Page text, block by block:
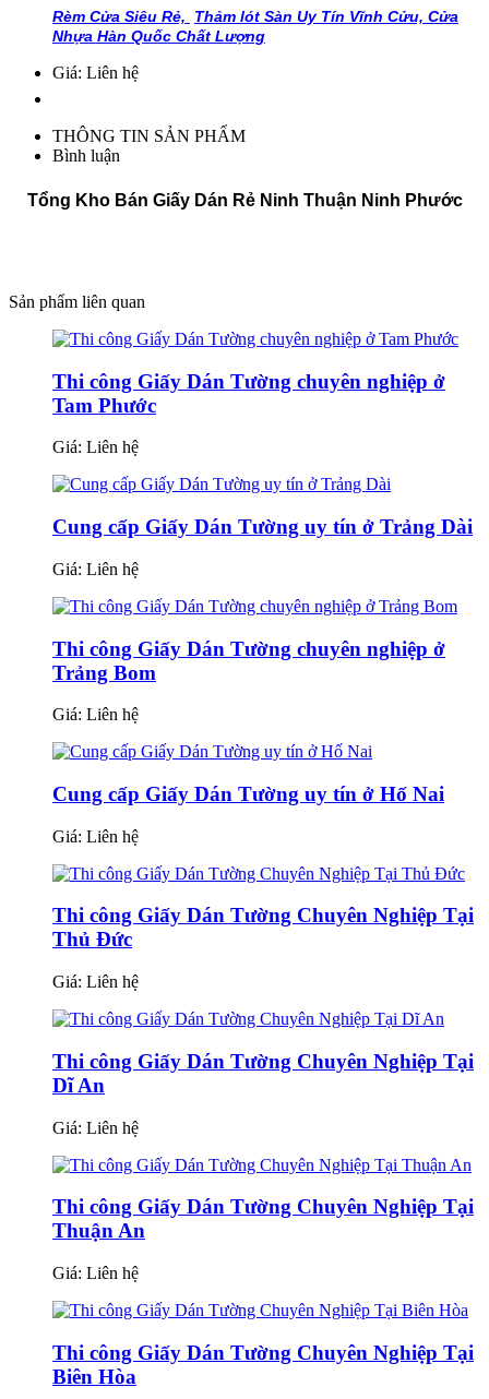
Rèm Cửa Siêu Rẻ, Thảm lót Sàn Uy Tín Vĩnh Cửu, Cửa
Nhựa Hàn Quốc Chất Lượng
Giá: Liên hệ
THÔNG TIN SẢN PHẨM
Bình luận
Tổng Kho Bán Giấy Dán Rẻ Ninh Thuận Ninh Phước
Sản phẩm liên quan
Thi công Giấy Dán Tường chuyên nghiệp ở
Tam Phước
Giá: Liên hệ
Cung cấp Giấy Dán Tường uy tín ở Trảng Dài
Giá: Liên hệ
Thi công Giấy Dán Tường chuyên nghiệp ở
Trảng Bom
Giá: Liên hệ
Cung cấp Giấy Dán Tường uy tín ở Hố Nai
Giá: Liên hệ
Thi công Giấy Dán Tường Chuyên Nghiệp Tại
Thủ Đức
Giá: Liên hệ
Thi công Giấy Dán Tường Chuyên Nghiệp Tại
Dĩ An
Giá: Liên hệ
Thi công Giấy Dán Tường Chuyên Nghiệp Tại
Thuận An
Giá: Liên hệ
Thi công Giấy Dán Tường Chuyên Nghiệp Tại
Biên Hòa